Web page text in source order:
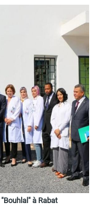
à Rabat